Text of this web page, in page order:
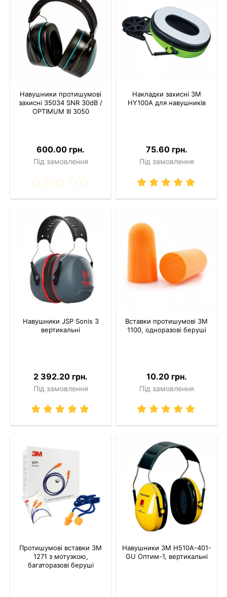
Навушники протишумові
захисні 35034 SNR 30dB /
OPTIMUM III 3050
600.00 грн.
Під замовлення
Накладки захисні 3M
HY100A для навушників
75.60 грн.
Під замовлення
Навушники JSP Sonis 3
вертикальні
2 392.20 грн.
Під замовлення
Вставки протишумові 3M
1100, одноразові беруші
10.20 грн.
Під замовлення
Протишумові вставки 3M
1271 з мотузкою,
багаторазові беруші
Навушники 3M H510A-401-
GU Оптим-1, вертикальні